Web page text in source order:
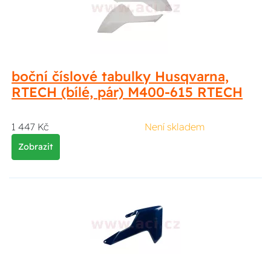
boční číslové tabulky Husqvarna,
RTECH (bílé, pár) M400-615 RTECH
1 447 Kč Není skladem
Zobrazit